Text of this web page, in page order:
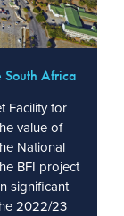
South Africa
Facility for
value of
National
BFI project
significant
2022/23